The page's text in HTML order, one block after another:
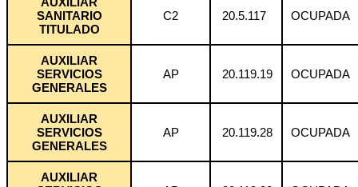
SANITARIO
TITULADO
C2 20.5.117 OCUPADA
AUXILIAR
SERVICIOS
GENERALES
AP 20.119.19 OCUPADA
AUXILIAR
SERVICIOS
GENERALES
AP 20.119.28 OCUPADA
AUXILIAR